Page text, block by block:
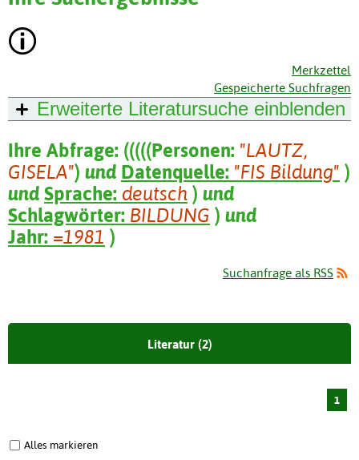
Merkzettel
Gespeicherte Suchfragen
Erweiterte Literatursuche einblenden
Ihre Abfrage: (((((Personen: "LAUTZ,
GISELA") und Datenquelle: "FIS Bildung" )
und Sprache: deutsch ) und
Schlagwörter: BILDUNG ) und
Jahr: =1981 )
Suchanfrage als RSS
Literatur (2)
1
Alles markieren